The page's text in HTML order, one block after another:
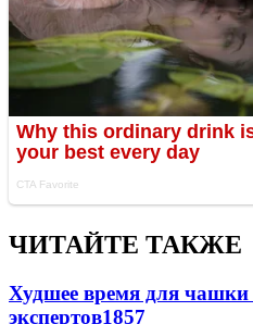
ЧИТАЙТЕ ТАКЖЕ
Худшее время для чашки
экспертов1857